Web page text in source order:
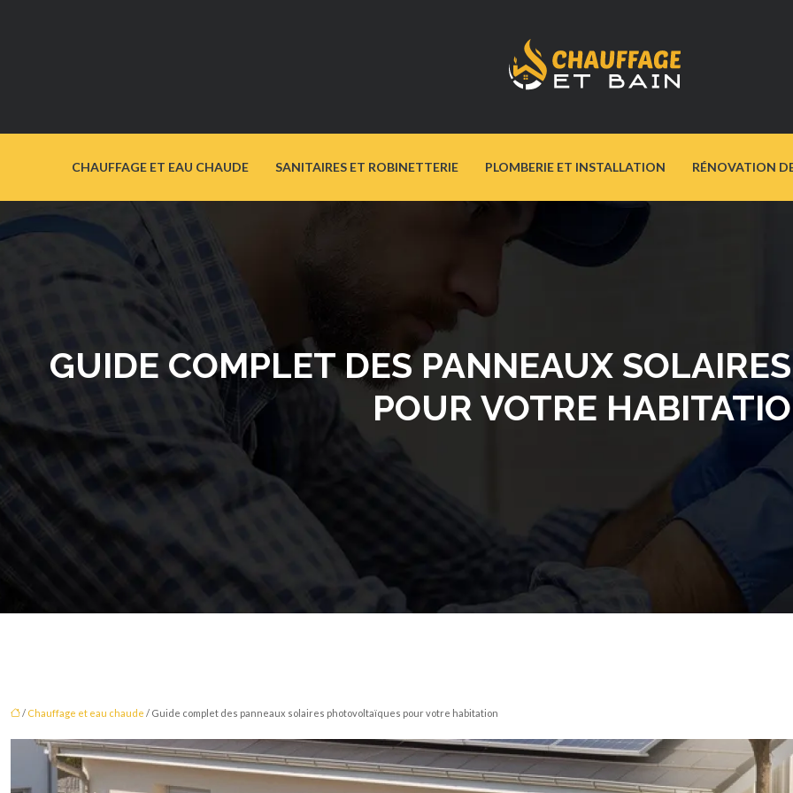
CHAUFFAGE ET EAU CHAUDE SANITAIRES ET ROBINETTERIE PLOMBERIE ET INSTALLATION RÉNOVATION
GUIDE COMPLET DES PANNEAUX
POUR VOTRE
/ Chauffage et eau chaude / Guide complet des panneaux solaires photovoltaïques pour votre habitation